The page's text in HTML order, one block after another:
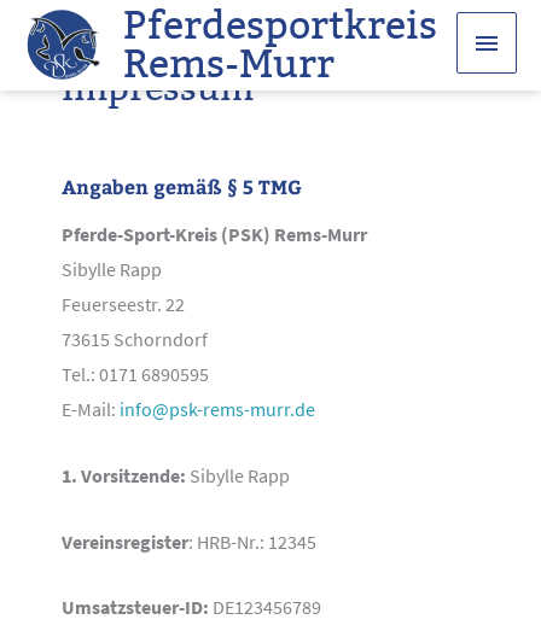
Zum
Inhalt
springen
Pferdesportkreis
Rems-Murr
Impressum
Angaben gemäß § 5 TMG
Pferde-Sport-Kreis (PSK) Rems-Murr
Sibylle Rapp
Feuerseestr. 22
73615 Schorndorf
Tel.: 0171 6890595
E-Mail: info@psk-rems-murr.de
1. Vorsitzende: Sibylle Rapp
Vereinsregister: HRB-Nr.: 12345
Umsatzsteuer-ID: DE123456789